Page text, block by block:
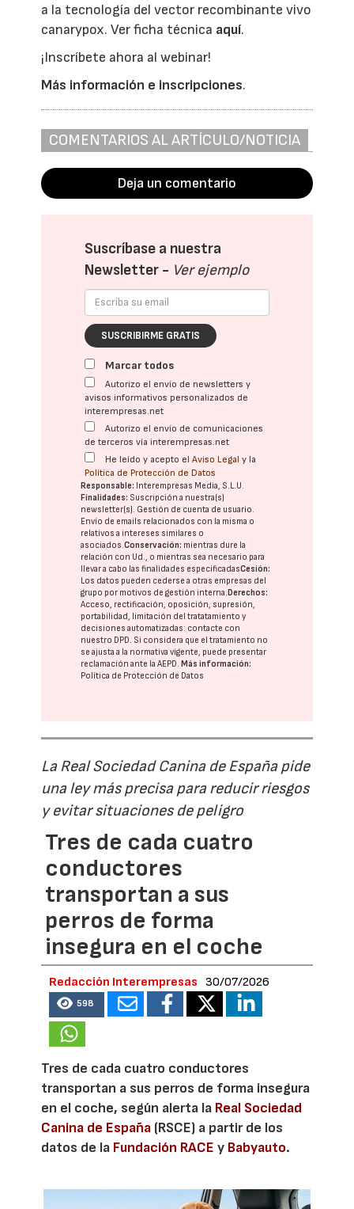
a la tecnología del vector recombinante vivo
canarypox. Ver ficha técnica aquí.
¡Inscríbete ahora al webinar!
Más información e inscripciones.
COMENTARIOS AL ARTÍCULO/NOTICIA
Deja un comentario
Suscríbase a nuestra
Newsletter - Ver ejemplo
SUSCRIBIRME GRATIS
Marcar todos
Autorizo el envío de newsletters y
avisos informativos personalizados de
interempresas.net
Autorizo el envío de comunicaciones
de terceros vía interempresas.net
He leído y acepto elAviso Legal y la
Política de Protección de Datos
Responsable: Interempresas Media, S.L.U.
Finalidades: Suscripción a nuestra(s)
newsletter(s). Gestión de cuenta de usuario.
Envío de emails relacionados con la misma o
relativos a intereses similares o
asociados.Conservación: mientras dure la
relación con Ud., o mientras sea necesario para
llevar a cabo las finalidades especificadasCesión:
Los datos pueden cederse a otras empresas del
grupo por motivos de gestión interna.Derechos:
Acceso, rectificación, oposición, supresión,
portabilidad, limitación del tratatamiento y
decisiones automatizadas: contacte con
nuestro DPD . Si considera que el tratamiento no
se ajusta a la normativa vigente, puede presentar
reclamación ante laAEPD .Más información:
Política de Protección de Datos
La Real Sociedad Canina de España pide
una ley más precisa para reducir riesgos
y evitar situaciones de peligro
Tres de cada cuatro
conductores
transportan a sus
perros de forma
insegura en el coche
Redacción Interempresas 30/07/2026
598
Tres de cada cuatro conductores
transportan a sus perros de forma insegura
en el coche, según alerta la Real Sociedad
Canina de España (RSCE) a partir de los
datos de la Fundación RACE y Babyauto.